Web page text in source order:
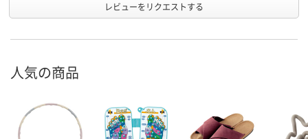
レビューをリクエストする
人気の商品